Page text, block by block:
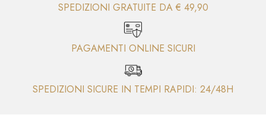
SPEDIZIONI GRATUITE DA € 49,90
PAGAMENTI ONLINE SICURI
SPEDIZIONI SICURE IN TEMPI RAPIDI: 24/48H